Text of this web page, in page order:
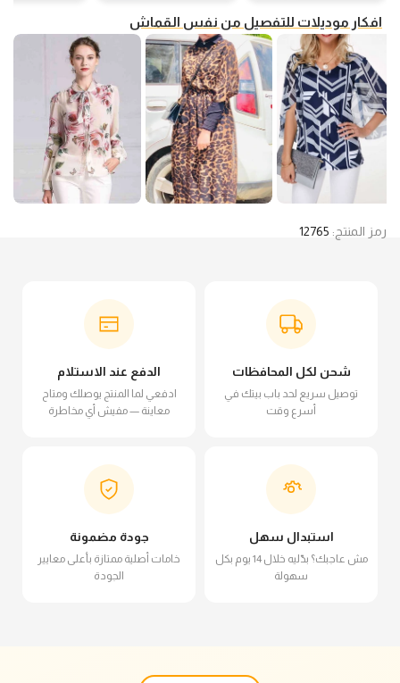
افكار موديلات للتفصيل من نفس القماش
رمز المنتج: 12765
شحن لكل المحافظات
توصيل سريع لحد باب بيتك في
أسرع وقت
الدفع عند الاستلام
ادفعي لما المنتج يوصلك ومتاح
معاينة — مفيش أي مخاطرة
استبدال سهل
مش عاجبك؟ بدّليه خلال 14 يوم بكل
سهولة
جودة مضمونة
خامات أصلية ممتازة بأعلى معايير
الجودة